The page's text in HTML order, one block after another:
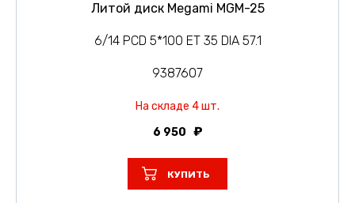
Литой диск Megami MGM-25
6/14 PCD 5*100 ET 35 DIA 57.1
9387607
На складе 4 шт.
6 950
КУПИТЬ